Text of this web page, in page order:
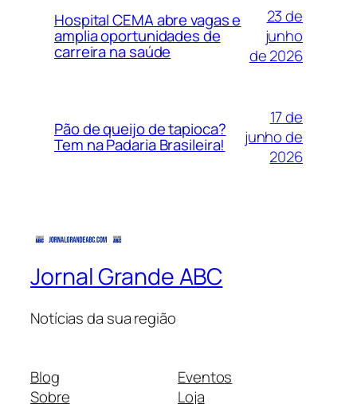
Hospital CEMA abre vagas e
amplia oportunidades de
carreira na saúde
23 de
junho
de 2026
Pão de queijo de tapioca?
Tem na Padaria Brasileira!
17 de
junho de
2026
Jornal Grande ABC
Notícias da sua região
Blog
Sobre
Eventos
Loja